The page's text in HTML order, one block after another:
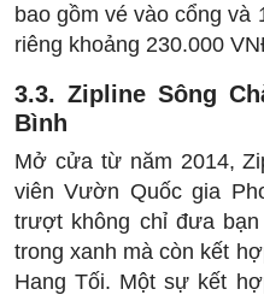
bao gồm vé vào cổng và
riêng khoảng 230.000
3.3. Zipline Sông
Bình
Mở cửa từ năm 2014,
viên Vườn Quốc gia
trượt không chỉ đưa
trong xanh mà còn kết
Hang Tối. Một sự kết